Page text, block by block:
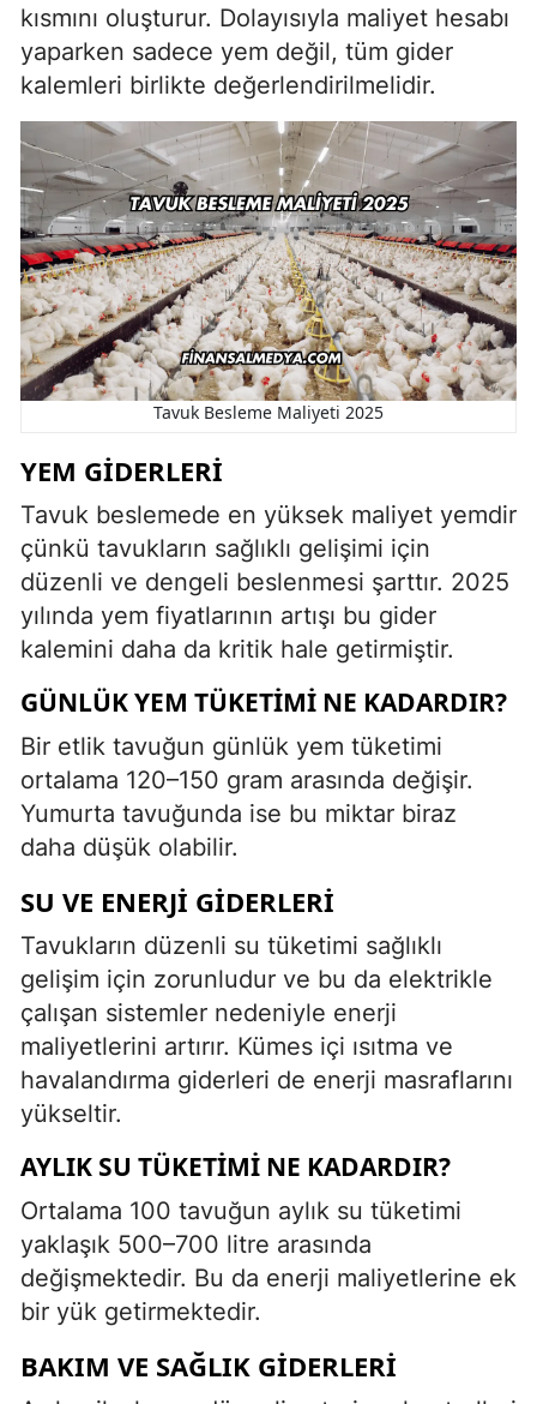
kısmını oluşturur. Dolayısıyla maliyet hesabı
yaparken sadece yem değil, tüm gider
kalemleri birlikte değerlendirilmelidir.
Tavuk Besleme Maliyeti 2025
YEM GIDERLERI
Tavuk beslemede en yüksek maliyet yemdir
çünkü tavukların sağlıklı gelişimi için
düzenli ve dengeli beslenmesi şarttır. 2025
yılında yem fiyatlarının artışı bu gider
kalemini daha da kritik hale getirmiştir.
GÜNLÜK YEM TÜKETIMI NE KADARDIR?
Bir etlik tavuğun günlük yem tüketimi
ortalama 120–150 gram arasında değişir.
Yumurta tavuğunda ise bu miktar biraz
daha düşük olabilir.
SU VE ENERJI GIDERLERI
Tavukların düzenli su tüketimi sağlıklı
gelişim için zorunludur ve bu da elektrikle
çalışan sistemler nedeniyle enerji
maliyetlerini artırır. Kümes içi ısıtma ve
havalandırma giderleri de enerji masraflarını
yükseltir.
AYLIK SU TÜKETIMI NE KADARDIR?
Ortalama 100 tavuğun aylık su tüketimi
yaklaşık 500–700 litre arasında
değişmektedir. Bu da enerji maliyetlerine ek
bir yük getirmektedir.
BAKIM VE SAĞLIK GIDERLERI